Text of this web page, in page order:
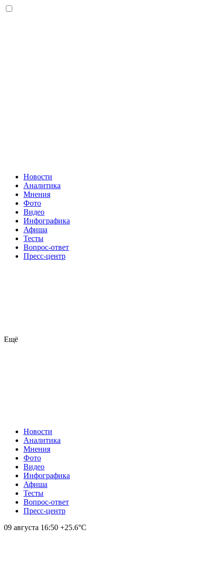
Новости
Аналитика
Мнения
Фото
Видео
Инфографика
Афиша
Тесты
Вопрос-ответ
Пресс-центр
Ещё
Новости
Аналитика
Мнения
Фото
Видео
Инфографика
Афиша
Тесты
Вопрос-ответ
Пресс-центр
09 августа 16:50 +25.6°С